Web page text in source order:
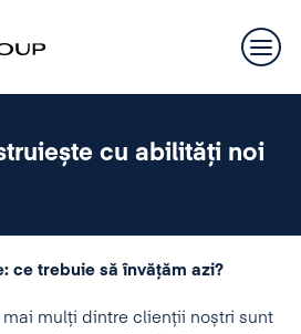
cu abilități noi
ce trebuie să învățăm azi?
mulți dintre clienții noștri sunt